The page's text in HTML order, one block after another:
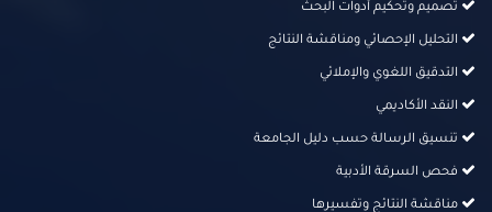
تصميم وتحكيم أدوات البحث
التحليل الإحصائي ومناقشة النتائج
التدقيق اللغوي والإملائي
النقد الأكاديمي
تنسيق الرسالة حسب دليل الجامعة
فحص السرقة الأدبية
مناقشة النتائج وتفسيرها